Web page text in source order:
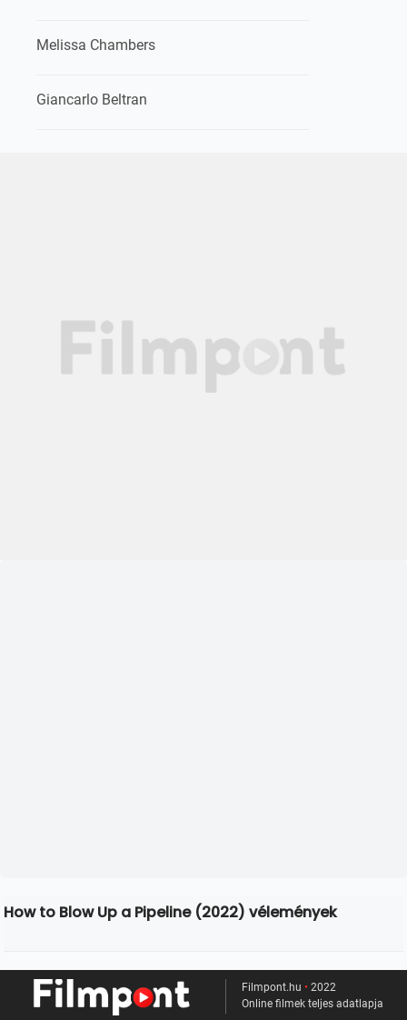
Melissa Chambers
Giancarlo Beltran
How to Blow Up a Pipeline (2022) vélemények
Filmpont.hu• 2022
Online filmek teljes adatlapja